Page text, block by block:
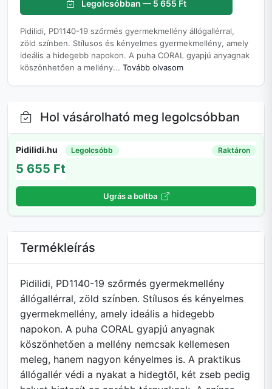
Legolcsóbban — 5 655 Ft
Pidilidi, PD1140-19 szőrmés gyermekmellény állógallérral,
zöld színben. Stílusos és kényelmes gyermekmellény, amely
ideális a hidegebb napokon. A puha CORAL gyapjú anyagnak
köszönhetően a mellény... Tovább olvasom
Hol vásárolható meg legolcsóbban
Pidilidi.hu Legolcsóbb Raktáron
5 655 Ft
Ugrás a boltba
Termékleírás
Pidilidi, PD1140-19 szőrmés gyermekmellény
állógallérral, zöld színben. Stílusos és kényelmes
gyermekmellény, amely ideális a hidegebb
napokon. A puha CORAL gyapjú anyagnak
köszönhetően a mellény nemcsak kellemesen
meleg, hanem nagyon kényelmes is. A praktikus
állógallér védi a nyakat a hidegtől, két zseb pedig